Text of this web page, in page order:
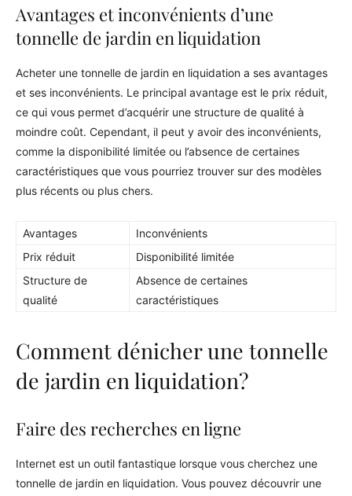
Avantages et inconvénients d’une
tonnelle de jardin en liquidation
Acheter une tonnelle de jardin en liquidation a ses avantages
et ses inconvénients. Le principal avantage est le prix réduit,
ce qui vous permet d’acquérir une structure de qualité à
moindre coût. Cependant, il peut y avoir des inconvénients,
comme la disponibilité limitée ou l’absence de certaines
caractéristiques que vous pourriez trouver sur des modèles
plus récents ou plus chers.
Avantages
Inconvénients
Prix réduit
Disponibilité limitée
Structure de
qualité
Absence de certaines
caractéristiques
Comment dénicher une tonnelle
de jardin en liquidation?
Faire des recherches en ligne
Internet est un outil fantastique lorsque vous cherchez une
tonnelle de jardin en liquidation. Vous pouvez découvrir une